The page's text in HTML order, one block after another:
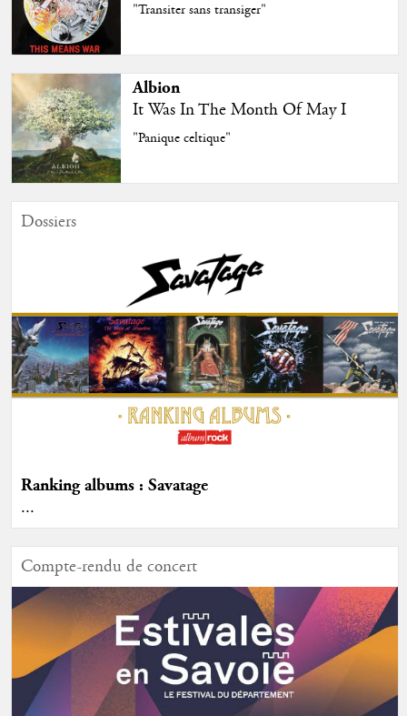
"Transiter sans transiger"
Albion
It Was In The Month Of May I
"Panique celtique"
Dossiers
Ranking albums : Savatage
...
Compte-rendu de concert